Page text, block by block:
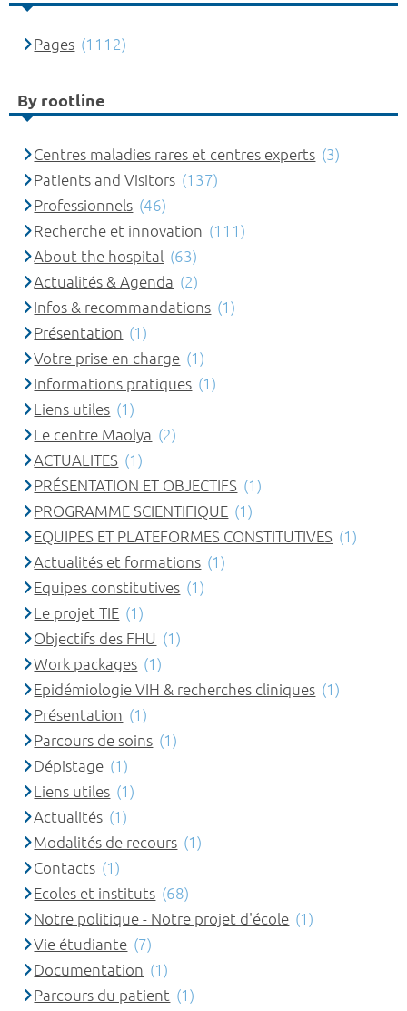
Pages (1112)
By rootline
Centres maladies rares et centres experts (3)
Patients and Visitors (137)
Professionnels (46)
Recherche et innovation (111)
About the hospital (63)
Actualités & Agenda (2)
Infos & recommandations (1)
Présentation (1)
Votre prise en charge (1)
Informations pratiques (1)
Liens utiles (1)
Le centre Maolya (2)
ACTUALITES (1)
PRÉSENTATION ET OBJECTIFS (1)
PROGRAMME SCIENTIFIQUE (1)
EQUIPES ET PLATEFORMES CONSTITUTIVES (1)
Actualités et formations (1)
Equipes constitutives (1)
Le projet TIE (1)
Objectifs des FHU (1)
Work packages (1)
Epidémiologie VIH & recherches cliniques (1)
Présentation (1)
Parcours de soins (1)
Dépistage (1)
Liens utiles (1)
Actualités (1)
Modalités de recours (1)
Contacts (1)
Ecoles et instituts (68)
Notre politique - Notre projet d'école (1)
Vie étudiante (7)
Documentation (1)
Parcours du patient (1)